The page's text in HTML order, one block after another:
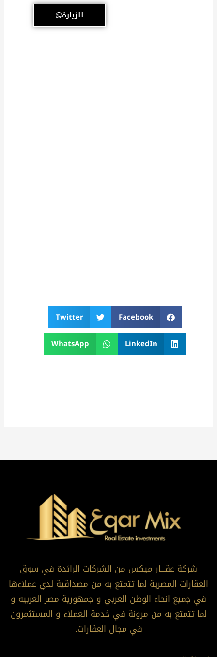
للزيارة
Facebook
Twitter
LinkedIn
WhatsApp
شركة عقـــار ميكس من الشركات الرائدة في سوق
العقارات المصرية لما تتمتع به من مصداقية لدي عملاءها
في جميع انحاء الوطن العربي و جمهورية مصر العربيه و
لما تتمتع به من مرونة في خدمة العملاء و المستثمرون
في مجال العقارات.